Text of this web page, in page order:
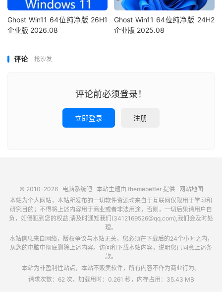
Ghost Win11 64位纯净版 26H1
企业版 2026.08
Ghost Win11 64位纯净版 24H2
企业版 2025.08
评论 抢沙发
评论前必须登录！
立即登录 注册
© 2010-2026 电脑系统吧本站主题由 themebetter提供
网站地图
本站为个人网站，本站所发布的一切软件资源均来自于互联网仅限用于学习和
研究目的；不得将上述内容用于商业或者非法用途，否则，一切后果请用户自
负，如侵犯到您的权益,请及时通知我们(3412169526@qq.com),我们会及时处
理。
本站信息来自网络，版权争议与本站无关，您必须在下载后的24个小时之内，
从您的电脑中彻底删除上述内容。访问和下载本站内容，说明您已同意上述条
款。
本站为非盈利性站点，本站不贩卖软件，所有内容不作为商业行为。
请求次数：62 次，加载用时：0.261 秒，内存占用：35.43 MB